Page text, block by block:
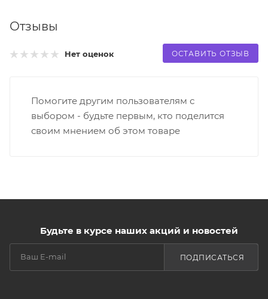
Отзывы
Нет оценок ОСТАВИТЬ ОТЗЫВ
Помогите другим пользователям с
выбором - будьте первым, кто поделится
своим мнением об этом товаре
Будьте в курсе наших акций и новостей
ПОДПИСАТЬСЯ